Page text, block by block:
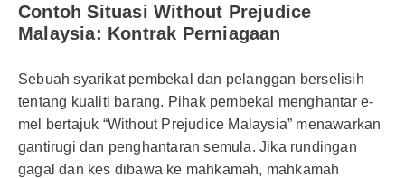
Contoh Situasi Without Prejudice
Malaysia: Kontrak Perniagaan
Sebuah syarikat pembekal dan pelanggan berselisih
tentang kualiti barang. Pihak pembekal menghantar e-
mel bertajuk “Without Prejudice Malaysia” menawarkan
gantirugi dan penghantaran semula. Jika rundingan
gagal dan kes dibawa ke mahkamah, mahkamah